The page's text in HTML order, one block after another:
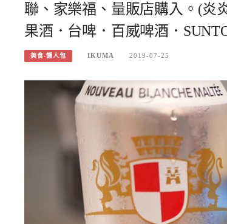
聯、家樂福、量販店購入。(炎
果酒．台啤．百威啤酒．
美食-懶人包 IKUMA 2019-07-25